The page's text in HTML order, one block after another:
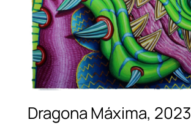
Dragona Máxima, 2023